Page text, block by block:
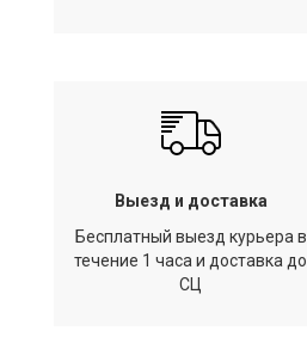
Выезд и доставка
Бесплатный выезд курьера в
течение 1 часа и доставка до
СЦ